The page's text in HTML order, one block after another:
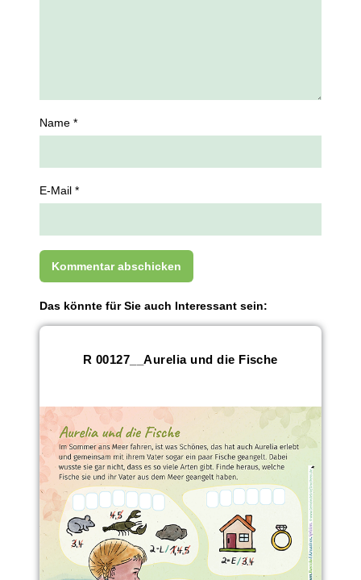
Name *
E-Mail *
Das könnte für Sie auch Interessant sein:
R 00127__Aurelia und die Fische